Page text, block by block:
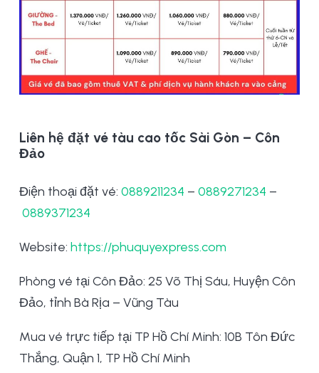
Liên hệ đặt vé tàu cao tốc Sài Gòn – Côn
Đảo
Điện thoại đặt vé: 0889211234 – 0889271234 –
0889371234
Website: https://phuquyexpress.com
Phòng vé tại Côn Đảo: 25 Võ Thị Sáu, Huyện Côn
Đảo, tỉnh Bà Rịa – Vũng Tàu
Mua vé trực tiếp tại TP Hồ Chí Minh: 10B Tôn Đức
Thắng, Quận 1, TP Hồ Chí Minh